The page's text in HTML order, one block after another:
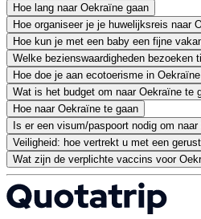
Hoe lang naar Oekraïne gaan
Hoe organiseer je je huwelijksreis naar
Hoe kun je met een baby een fijne
Welke bezienswaardigheden bezoeken
Hoe doe je aan ecotoerisme in Oekraïne
Wat is het budget om naar Oekraïne te
Hoe naar Oekraïne te gaan
Is er een visum/paspoort nodig om
Veiligheid: hoe vertrekt u met een
Wat zijn de verplichte vaccins voor